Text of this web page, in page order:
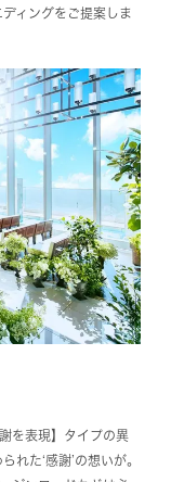
ィングをご提案しま
を表現】タイプの異
れた‘感謝’の想いが。